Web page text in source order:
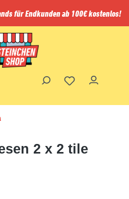
für Endkunden ab 100€ kostenlos!
2 x 2 tile